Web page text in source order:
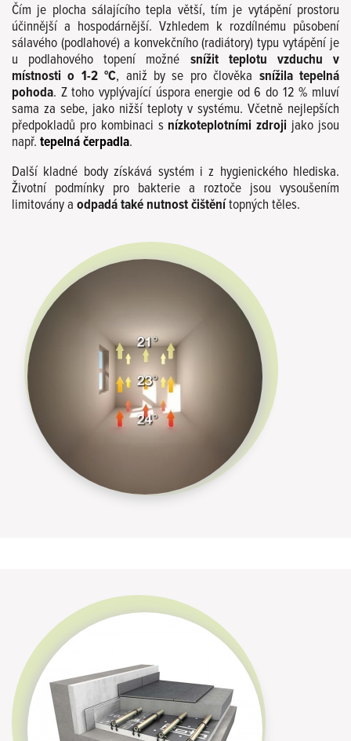
Čím je plocha sálajícího tepla větší, tím je vytápění prostoru
účinnější a hospodárnější. Vzhledem k rozdílnému působení
sálavého (podlahové) a konvekčního (radiátory) typu vytápění je
u podlahového topení možné snížit teplotu vzduchu v
místnosti o 1-2 °C, aniž by se pro člověka snížila tepelná
pohoda. Z toho vyplývající úspora energie od 6 do 12 % mluví
sama za sebe, jako nižší teploty v systému. Včetně nejlepších
předpokladů pro kombinaci s nízkoteplotními zdroji jako jsou
např. tepelná čerpadla.
Další kladné body získává systém i z hygienického hlediska.
Životní podmínky pro bakterie a roztoče jsou vysoušením
limitovány a odpadá také nutnost čištěnítopných těles.